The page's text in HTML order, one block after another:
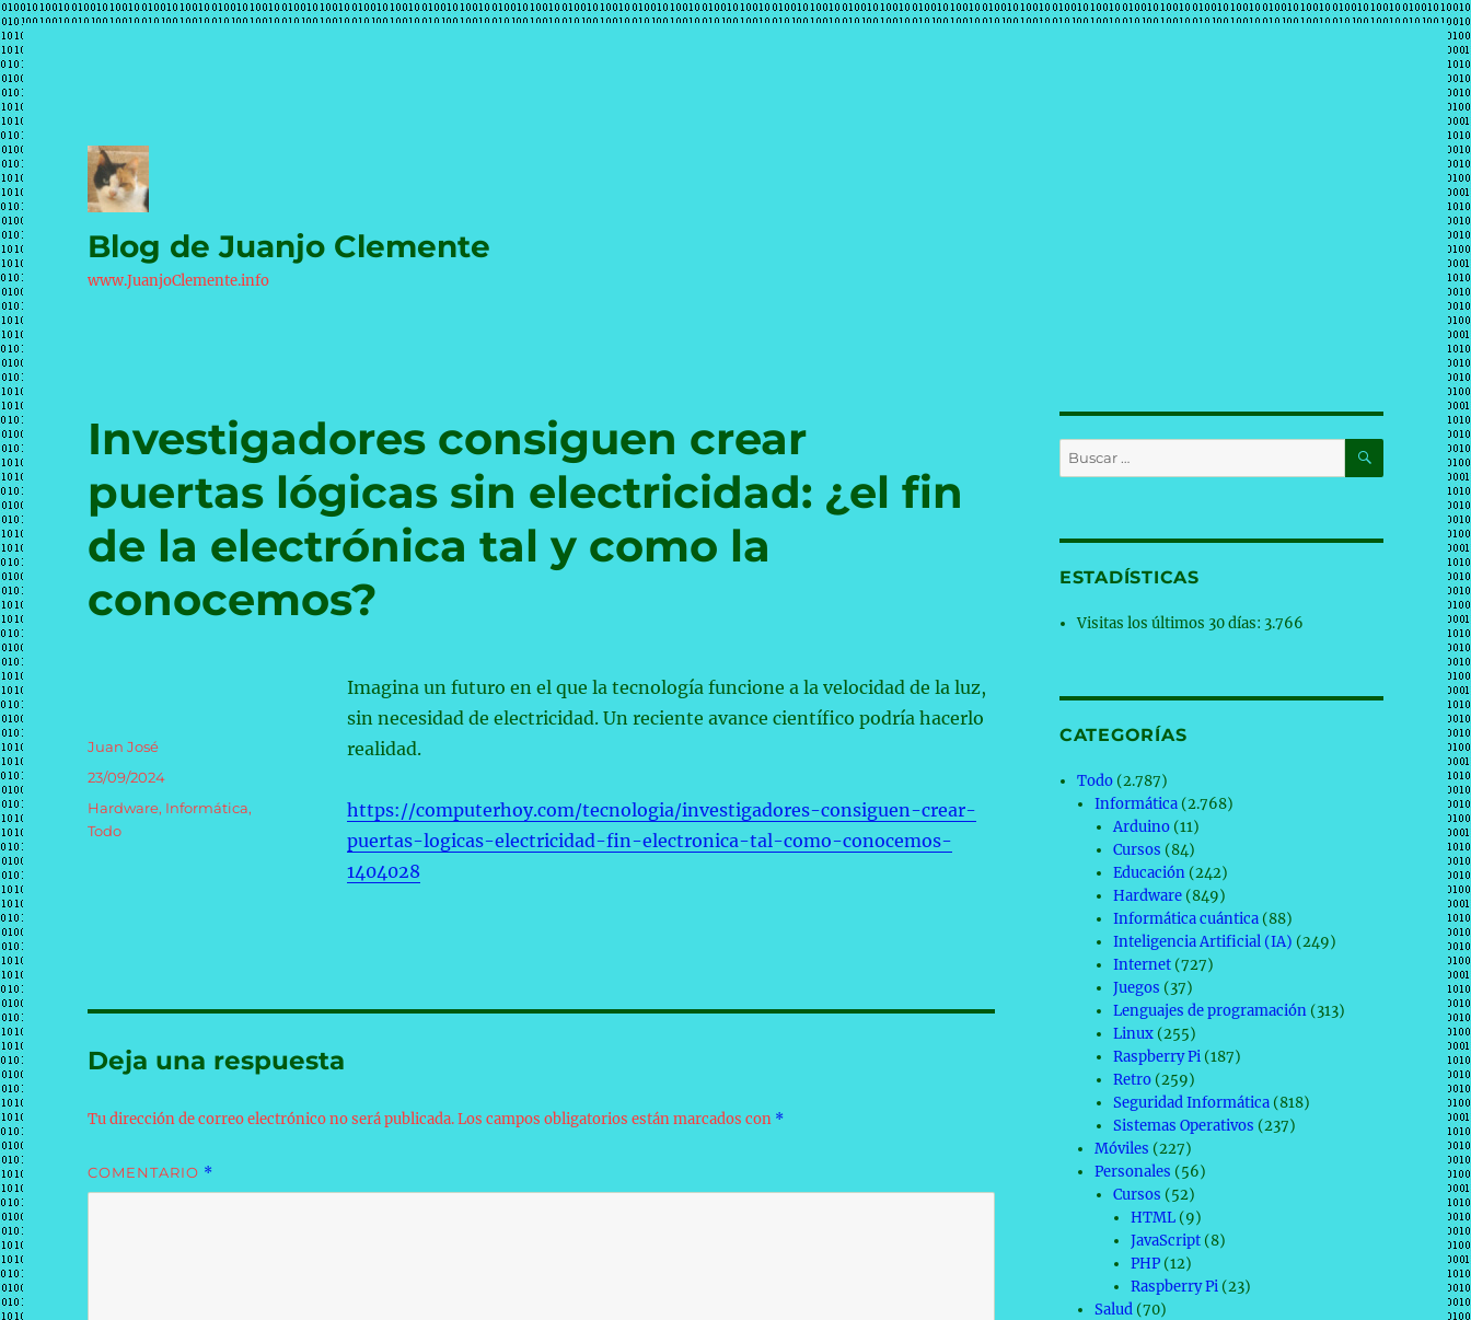
Blog de Juanjo Clemente
www.JuanjoClemente.info
Investigadores consiguen crear
puertas lógicas sin electricidad: ¿el fin
de la electrónica tal y como la
conocemos?
Imagina un futuro en el que la tecnología funcione a la velocidad de la luz,
sin necesidad de electricidad. Un reciente avance científico podría hacerlo
realidad.
https://computerhoy.com/tecnologia/investigadores-consiguen-crear-
puertas-logicas-electricidad-fin-electronica-tal-como-conocemos-
1404028
Autor
Juan José
Publicado
23/09/2024
Categorías
Hardware, Informática,
Todo
Deja una respuesta
Tu dirección de correo electrónico no será publicada.Los campos obligatorios están marcados con *
COMENTARIO *
Buscar
por:
BUSCAR
ESTADÍSTICAS
Visitas los últimos 30 días: 3.766
CATEGORÍAS
Todo (2.787)
Informática (2.768)
Arduino(11)
Cursos (84)
Educación(242)
Hardware(849)
Informática cuántica(88)
Inteligencia Artificial (IA) (249)
Internet(727)
Juegos (37)
Lenguajes de programación(313)
Linux(255)
Raspberry Pi(187)
Retro(259)
Seguridad Informática(818)
Sistemas Operativos (237)
Móviles (227)
Personales (56)
Cursos (52)
HTML(9)
JavaScript(8)
PHP(12)
Raspberry Pi(23)
Salud (70)